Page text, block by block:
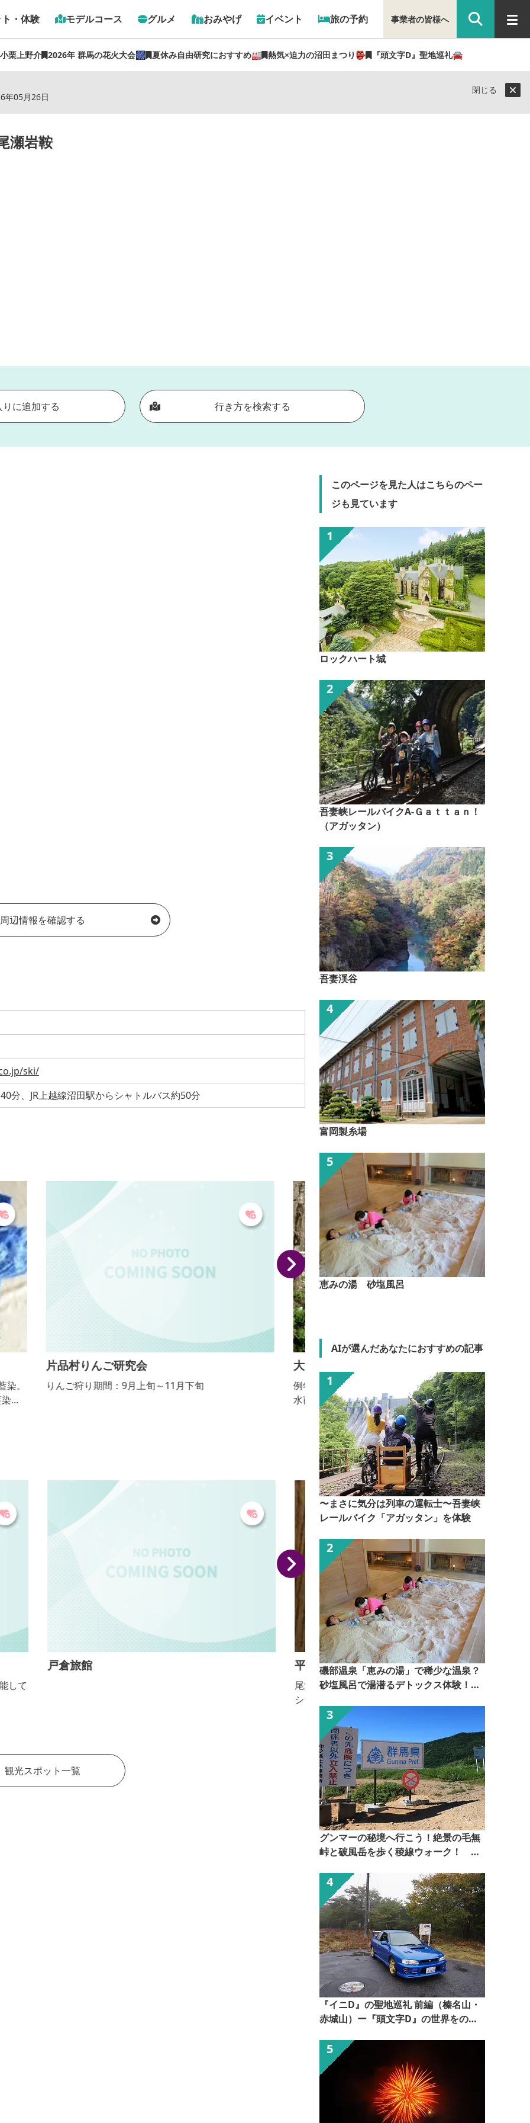
・体験 モデルコース グルメ おみやげ イベント 旅の予約
栗上野介 2026年 群馬の花火大会🎆 夏休み自由研究におすすめ🏭 熱気×迫力の沼田まつり👺 『頭文字D』聖地巡礼🚘
事業者の皆様へ
年05月26日
閉じる
瀬岩鞍
に追加する 行き方を検索する
周辺情報を確認する
ski/
分、JR上越線沼田駅からシャトルバス約50分
片品村りんご研究会
りんご狩り期間：9月上旬～11月下旬
大清水水芭蕉群生地
例年の見頃：5月中旬～下旬 1haの敷地に10,000株の
水芭蕉が群生している。
戸倉旅館 平人旅館
尾瀬の麓片品村戸倉の小さな民宿です。 グリーン
シーズンは尾瀬ハイクや日光までの経由地としてな
ど、スノーシーズンは近くのスキー場でスキーやス
ノーボードをお楽しみいただけます。 アルカリ性単
純硫黄温泉の為にかなりツルツルの泉質となっており
ます。おくつろぎ下さい。
観光スポット一覧
このページを見た人はこちらのペー
ジも見ています
ロックハート城
吾妻峡レールバイクA-Ｇａｔｔａｎ！
（アガッタン）
吾妻渓谷
富岡製糸場
恵みの湯 砂塩風呂
AIが選んだあなたにおすすめの記事
〜まさに気分は列車の運転士〜吾妻峡
レールバイク「アガッタン」を体験
磯部温泉「恵みの湯」で稀少な温泉？
砂塩風呂で湯潜るデトックス体験！
者）】
グンマーの秘境へ行こう！絶景の毛無
峠と破風岳を歩く稜線ウォーク！
者）】
『イニD』の聖地巡礼 前編（榛名山・
赤城山）ー『頭文字D』の世界をのぞ
（ぐん記者）】